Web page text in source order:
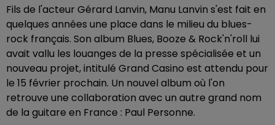
Fils de l'acteur Gérard Lanvin, Manu Lanvin s'est fait en
quelques années une place dans le milieu du blues-
rock français. Son album Blues, Booze & Rock'n'roll lui
avait vallu les louanges de la presse spécialisée et un
nouveau projet, intitulé Grand Casino est attendu pour
le 15 février prochain. Un nouvel album où l'on
retrouve une collaboration avec un autre grand nom
de la guitare en France : Paul Personne.